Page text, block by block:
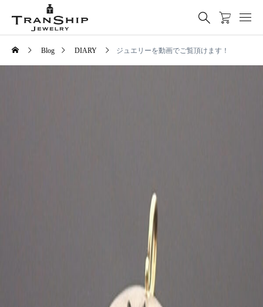
Blog DIARY ジュエリーを動画でご覧頂けます！